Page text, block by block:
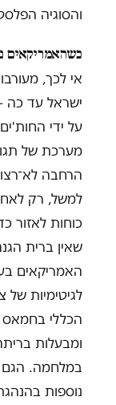
והסוגיה
כשהאמריקאים
אי לכך,
ישראל עד כה
על ידי
מערכת של
הרחבה
למשל, רק
כוחות לאזור
שאין ברית
האמריקאים
לגיטימיות
הכללי בחמאס
ומבעלות
במלחמה. הגם
נוספות